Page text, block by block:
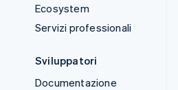
Ecosystem
Servizi professionali
Sviluppatori
Documentazione